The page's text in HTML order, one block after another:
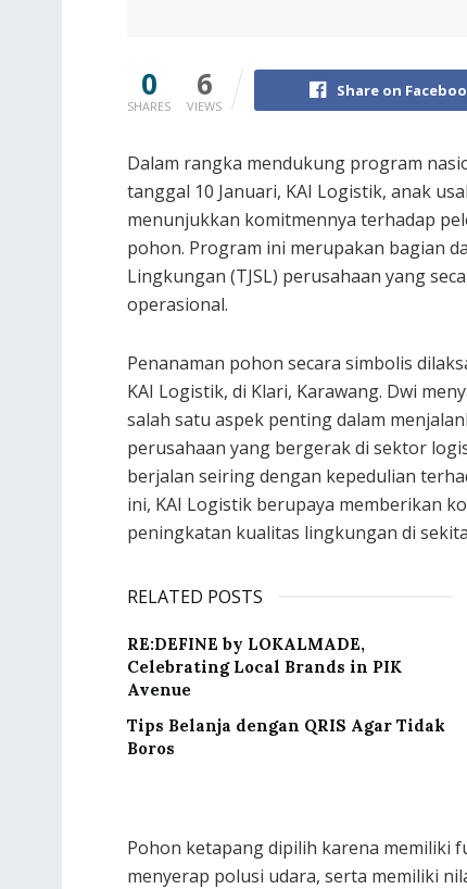
0
SHARES
6
VIEWS
Share on
Dalam rangka mendukung program
tanggal 10 Januari, KAI Logistik, anak
menunjukkan komitmennya terhadap
pohon. Program ini merupakan bagian
Lingkungan (TJSL) perusahaan yang
operasional.
Penanaman pohon secara simbolis
KAI Logistik, di Klari, Karawang. Dwi
salah satu aspek penting dalam
perusahaan yang bergerak di sektor
berjalan seiring dengan kepedulian
ini, KAI Logistik berupaya memberikan
peningkatan kualitas lingkungan di
RELATED POSTS
RE:DEFINE by LOKALMADE,
Celebrating Local Brands in PIK
Avenue
Tips Belanja dengan QRIS Agar Tidak
Boros
Pohon ketapang dipilih karena memiliki
menyerap polusi udara, serta memiliki